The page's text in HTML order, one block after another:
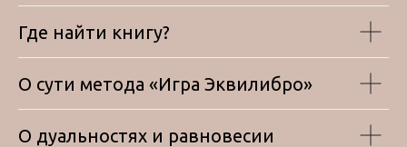
Где найти книгу?
О сути метода «Игра Эквилибро»
О дуальностях и равновесии